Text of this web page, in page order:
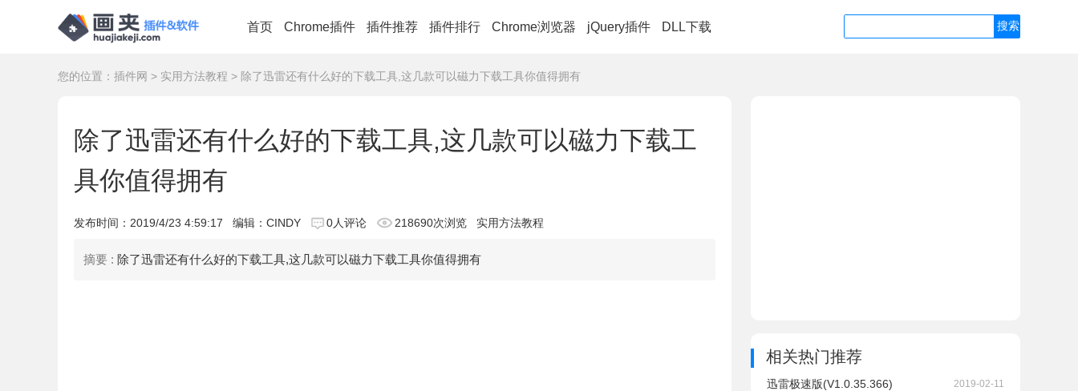
首页 Chrome插件 插件推荐 插件排行 Chrome浏览器 jQuery插件 DLL下载
您的位置： 插件网 > 实用方法教程 > 除了迅雷还有什么好的下载工具,这几款可以磁力下载工具你值得拥有
除了迅雷还有什么好的下载工具,这几款可以磁力下载工
具你值得拥有
发布时间： 2019/4/23 4:59:17 编辑：CINDY 0人评论 218690次浏览 实用方法教程
摘要 : 除了迅雷还有什么好的下载工具,这几款可以磁力下载工具你值得拥有
相关热门推荐
迅雷极速版(V1.0.35.366) 2019-02-11